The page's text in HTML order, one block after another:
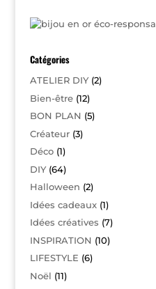
Catégories
ATELIER DIY(2)
Bien-être(12)
BON PLAN (5)
Créateur(3)
Déco(1)
DIY(64)
Halloween (2)
Idées cadeaux(1)
Idées créatives (7)
INSPIRATION (10)
LIFESTYLE (6)
Noël (11)